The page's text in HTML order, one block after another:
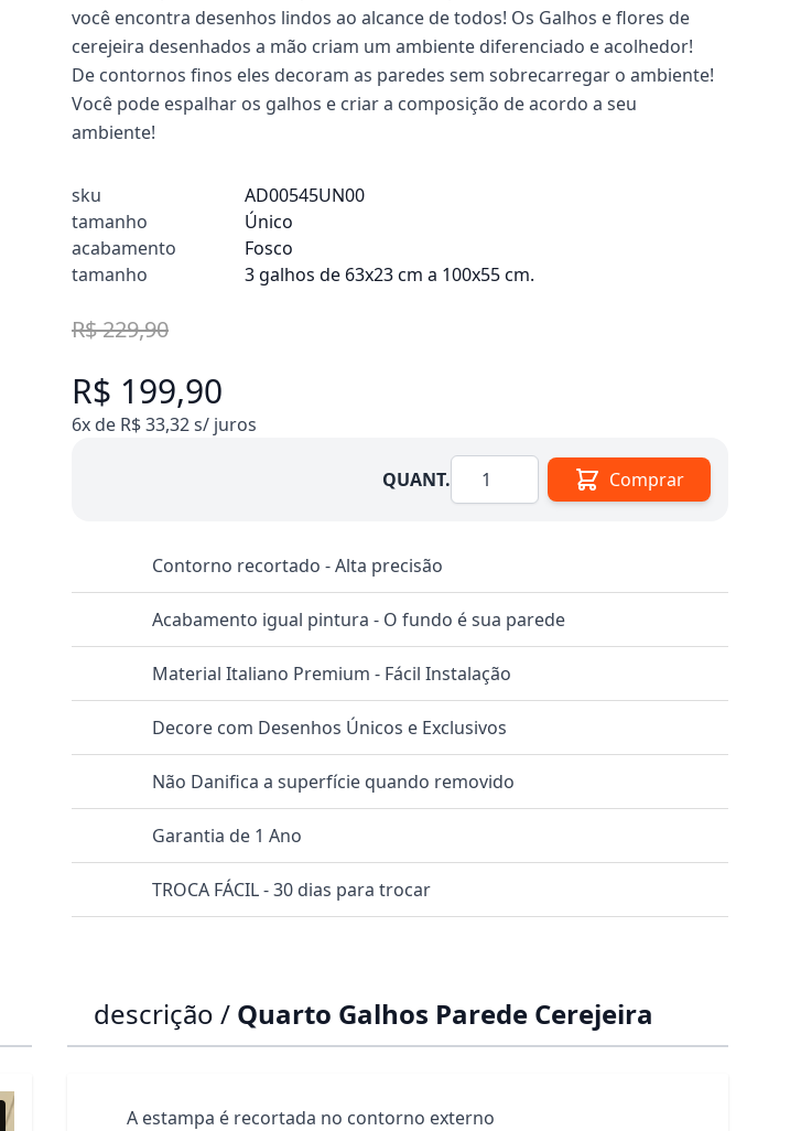
você encontra desenhos lindos ao alcance de todos! Os Galhos e flores de
cerejeira desenhados a mão criam um ambiente diferenciado e acolhedor!
De contornos finos eles decoram as paredes sem sobrecarregar o ambiente!
Você pode espalhar os galhos e criar a composição de acordo a seu
ambiente!
sku
AD00545UN00
tamanho
Único
acabamento
Fosco
tamanho
3 galhos de 63x23 cm a 100x55 cm.
R$ 229,90
R$ 199,90
6x de R$ 33,32 s/ juros
QUANT.Quantidade Comprar
Contorno recortado - Alta precisão
Acabamento igual pintura - O fundo é sua parede
Material Italiano Premium - Fácil Instalação
Decore com Desenhos Únicos e Exclusivos
Não Danifica a superfície quando removido
Garantia de 1 Ano
TROCA FÁCIL - 30 dias para trocar
descrição / Quarto Galhos Parede Cerejeira
A estampa é recortada no contorno externo